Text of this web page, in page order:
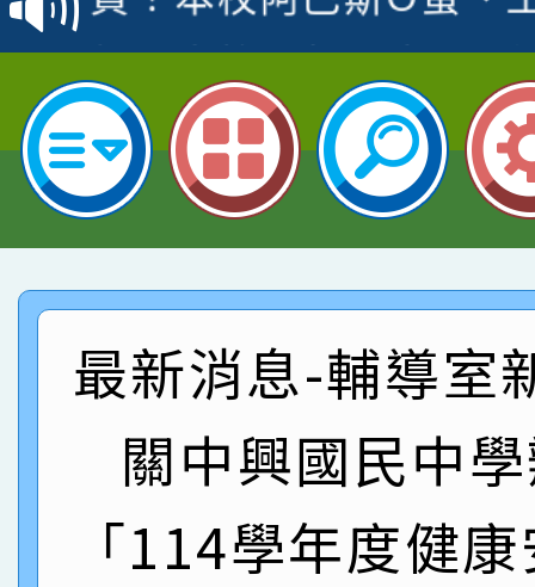
倩參加桃園市科展 國
名 指導老師王老師、
賀！本校四年二班張O
園市英語競賽國小朗讀
指導老師林老師
賀！本校參加桃園市中
賽 劉文瑛教師榮獲教
臺灣台語-第二名
賀！本校參與2026世
市賽榮獲科學小創客佳
創客第三名。
賀！本校參加桃園市中
賽 洪綺君教師榮獲社
名
賀！本校阿巴斯O蜜、
倩參加桃園市科展 國
名 指導老師王老師、
賀！本校四年二班張O
園市英語競賽國小朗
指導老師林老師
賀！本校參加桃園市中
賽 劉文瑛教師榮獲教
賀！本校參與2026世
最新消息-輔導室
關中興國民中
「114學年度健